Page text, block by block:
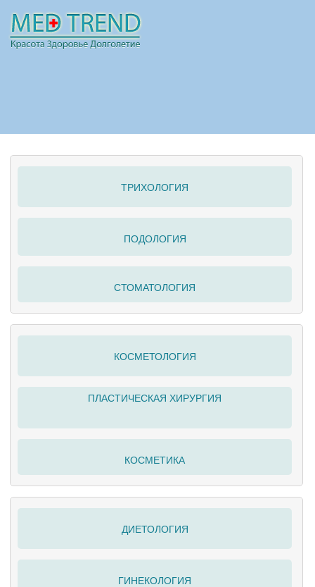
ПОЛЕЗНО
ТРИХОЛОГИЯ
ПОДОЛОГИЯ
СТОМАТОЛОГИЯ
КОСМЕТОЛОГИЯ
ПЛАСТИЧЕСКАЯ ХИРУРГИЯ
КОСМЕТИКА
ДИЕТОЛОГИЯ
ГИНЕКОЛОГИЯ